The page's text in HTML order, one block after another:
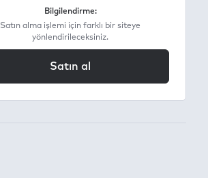
Bilgilendirme:
Satın alma işlemi için farklı bir siteye
yönlendirileceksiniz.
Satın al